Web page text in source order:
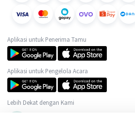
Aplikasi untuk Penerima Tamu
Aplikasi untuk Pengelola Acara
Lebih Dekat dengan Kami